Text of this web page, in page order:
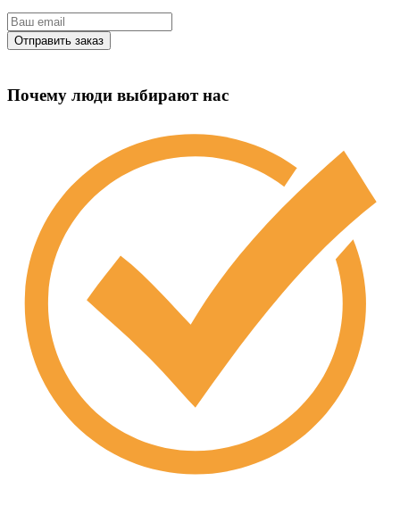
Почему люди выбирают нас